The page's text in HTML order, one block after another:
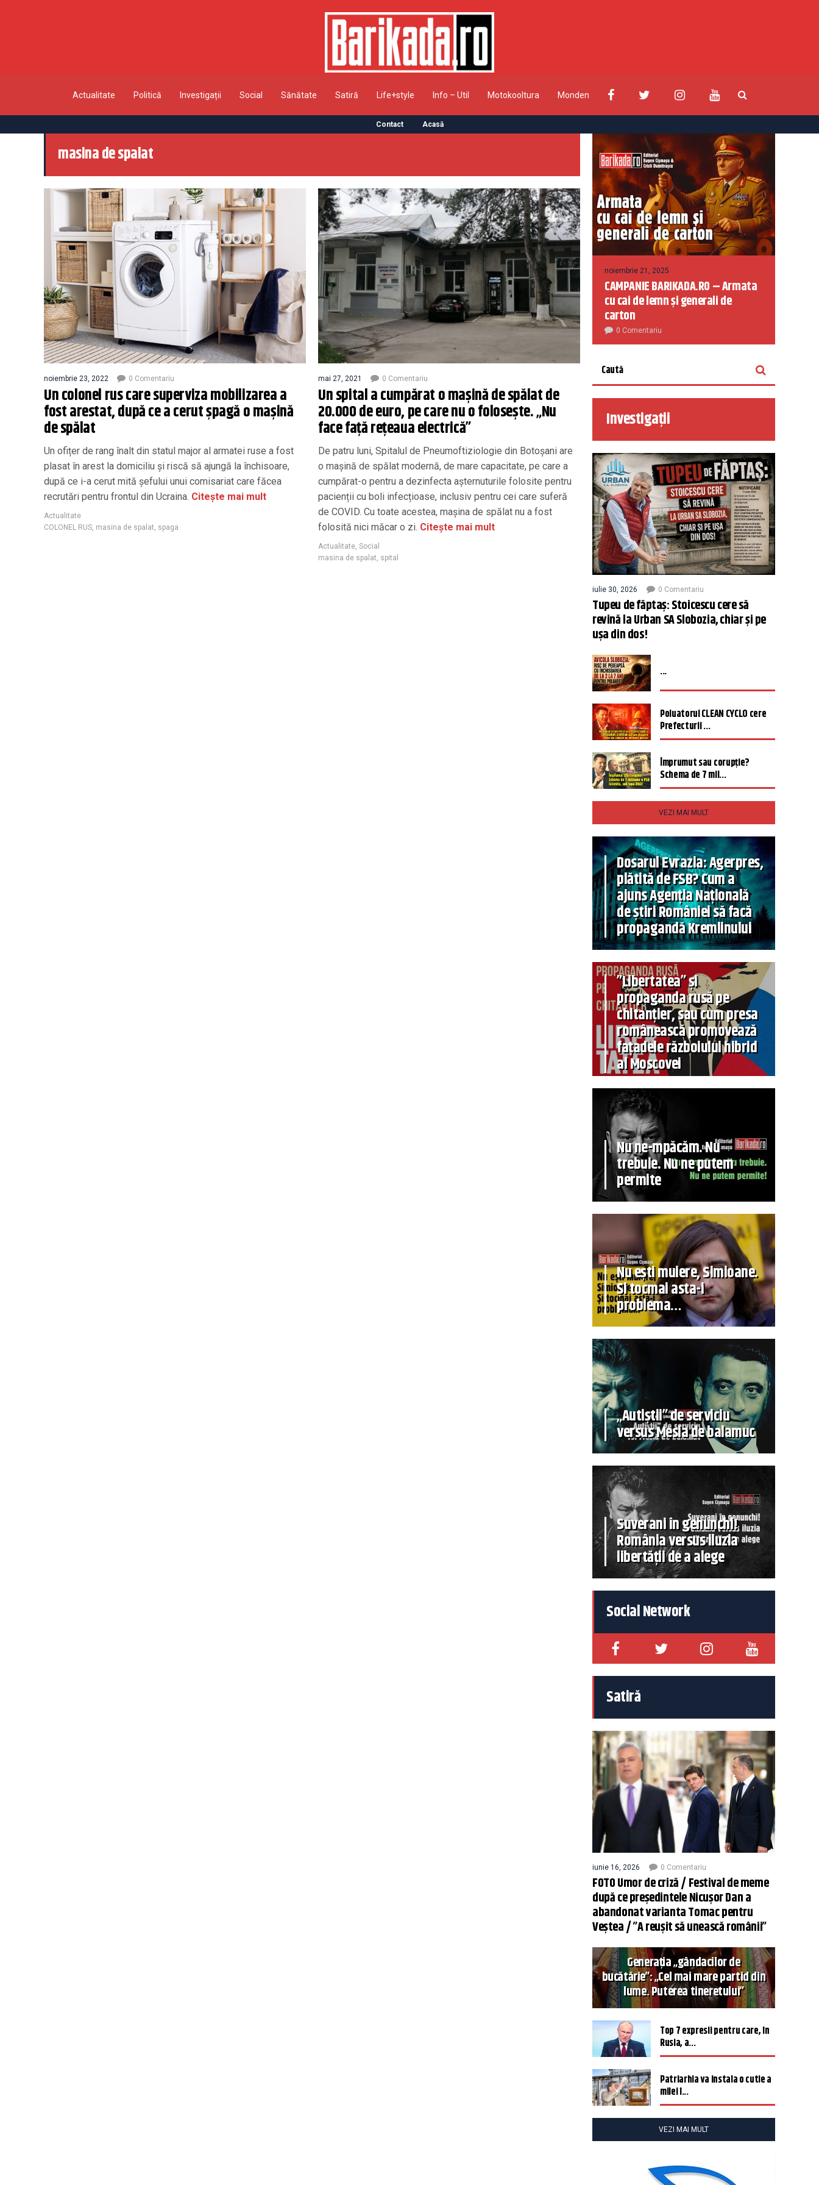
Actualitate Politică Investigații Social Sănătate Satiră Life+style Info – Util Motokooltura Monden
Contact Acasă
masina de spalat
noiembrie 23, 2022 0 Comentariu
Un colonel rus care superviza mobilizarea a
fost arestat, după ce a cerut șpagă o mașină
de spălat
Un ofițer de rang înalt din statul major al armatei ruse a fost
plasat în arest la domiciliu și riscă să ajungă la închisoare,
după ce i-a cerut mită șefului unui comisariat care făcea
recrutări pentru frontul din Ucraina. Citește mai mult
Actualitate
COLONEL RUS masina de spalat spaga
mai 27, 2021 0 Comentariu
Un spital a cumpărat o mașină de spălat de
20.000 de euro, pe care nu o folosește. „Nu
face față rețeaua electrică”
De patru luni, Spitalul de Pneumoftiziologie din Botoșani are
o mașină de spălat modernă, de mare capacitate, pe care a
cumpărat-o pentru a dezinfecta așternuturile folosite pentru
pacienții cu boli infecțioase, inclusiv pentru cei care suferă
de COVID. Cu toate acestea, mașina de spălat nu a fost
folosită nici măcar o zi. Citește mai mult
Actualitate Social
masina de spalat spital
noiembrie 21, 2025
CAMPANIE BARIKADA.RO – Armata
cu cai de lemn și generali de
carton
0 Comentariu
Investigații
iulie 30, 2026 0 Comentariu
Tupeu de făptaș: Stoicescu cere să
revină la Urban SA Slobozia, chiar și pe
ușa din dos!
...
Poluatorul CLEAN CYCLO cere
Prefecturii ...
Împrumut sau corupție?
Schema de 7 mil...
VEZI MAI MULT
Dosarul Evrazia: Agerpres,
plătită de FSB? Cum a
ajuns Agenția Națională
de știri României să facă
propagandă Kremlinului
”Libertatea” și
propaganda rusă pe
chitanțier, sau cum presa
românească promovează
fațadele războiului hibrid
al Moscovei
Nu ne-mpăcăm. Nu
trebuie. Nu ne putem
permite
Nu ești muiere, Simioane.
Și tocmai asta-i
problema…
„Autiștii” de serviciu
versus Mesia de balamuc
Suverani în genunchi!
România versus iluzia
libertății de a alege
Social Network
Satiră
iunie 16, 2026 0 Comentariu
FOTO Umor de criză / Festival de meme
după ce președintele Nicușor Dan a
abandonat varianta Tomac pentru
Veștea / ”A reușit să unească românii”
Generația „gândacilor de
bucătărie”: „Cel mai mare partid din
lume. Puterea tineretului”
Top 7 expresii pentru care, în
Rusia, a...
Patriarhia va instala o cutie a
milei î...
VEZI MAI MULT